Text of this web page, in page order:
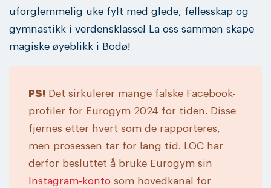
uforglemmelig uke fylt med glede, fellesskap og
gymnastikk i verdensklasse! La oss sammen skape
magiske øyeblikk i Bodø!
PS! Det sirkulerer mange falske Facebook-
profiler for Eurogym 2024 for tiden. Disse
fjernes etter hvert som de rapporteres,
men prosessen tar for lang tid. LOC har
derfor besluttet å bruke Eurogym sin
Instagram-konto som hovedkanal for